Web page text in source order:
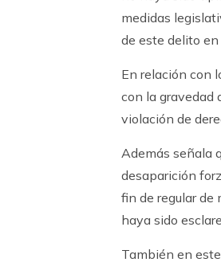
medidas
de este delito
En relación con
con la gravedad
violación de
Además señala
desaparición
fin de regular de
haya sido
También en